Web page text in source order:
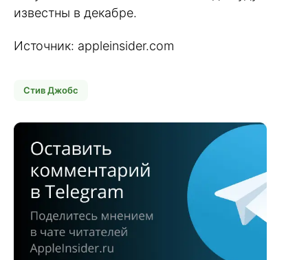
известны в декабре.
Источник: appleinsider.com
Стив Джобс